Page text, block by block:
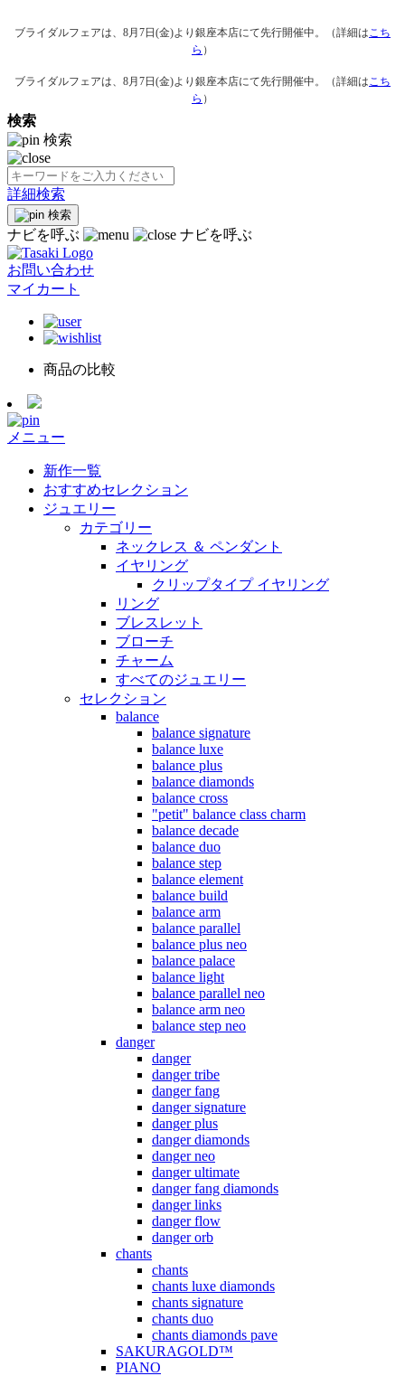
ブライダルフェアは、8月7日(金)より銀座本店にて先行開催中。（詳細はこち
ら ）
ブライダルフェアは、8月7日(金)より銀座本店にて先行開催中。（詳細はこち
ら ）
検索
検索
詳細検索
検索
ナビを呼ぶ ナビを呼ぶ
お問い合わせ
マイカート
商品の比較
メニュー
新作一覧
おすすめセレクション
ジュエリー
カテゴリー
ネックレス ＆ ペンダント
イヤリング
クリップタイプ イヤリング
リング
ブレスレット
ブローチ
チャーム
すべてのジュエリー
セレクション
balance
balance signature
balance luxe
balance plus
balance diamonds
balance cross
"petit" balance class charm
balance decade
balance duo
balance step
balance element
balance build
balance arm
balance parallel
balance plus neo
balance palace
balance light
balance parallel neo
balance arm neo
balance step neo
danger
danger
danger tribe
danger fang
danger signature
danger plus
danger diamonds
danger neo
danger ultimate
danger fang diamonds
danger links
danger flow
danger orb
chants
chants
chants luxe diamonds
chants signature
chants duo
chants diamonds pave
SAKURAGOLD™
PIANO